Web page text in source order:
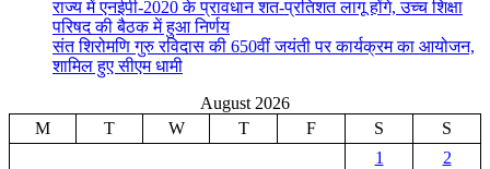
राज्य में एनईपी-2020 के प्रावधान शत-प्रतिशत लागू होंगे, उच्च शिक्षा
परिषद की बैठक में हुआ निर्णय
संत शिरोमणि गुरु रविदास की 650वीं जयंती पर कार्यक्रम का आयोजन,
शामिल हुए सीएम धामी
August 2026
M
T W T F S
S
1
2